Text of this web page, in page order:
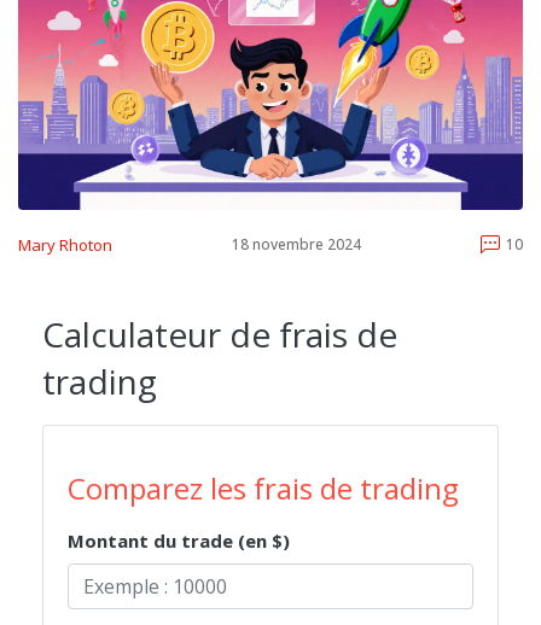
Mary Rhoton 18 novembre 2024 10
Calculateur de frais de
trading
Comparez les frais de trading
Montant du trade (en $)